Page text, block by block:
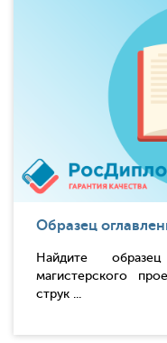
Образец
Найдите
магистерского
струк ...